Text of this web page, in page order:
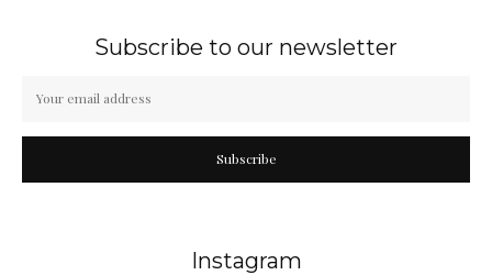
Subscribe to our newsletter
Subscribe
Instagram